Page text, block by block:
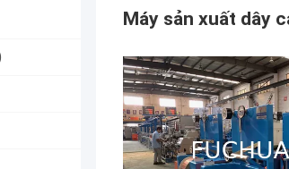
Máy sản xuất dây